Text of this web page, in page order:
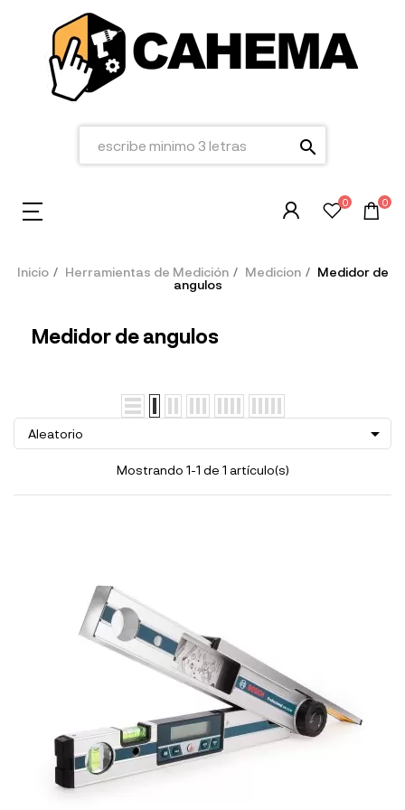
search
0 0
Inicio Herramientas de Medición Medicion
Medidor de
angulos
Medidor de angulos
Aleatorio 
Mostrando 1-1 de 1 artículo(s)